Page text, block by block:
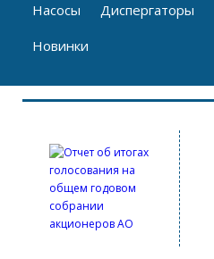
Насосы Диспергаторы
Новинки